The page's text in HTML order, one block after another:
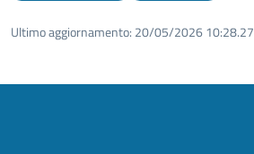
Ultimo aggiornamento: 20/05/2026 10:28.27